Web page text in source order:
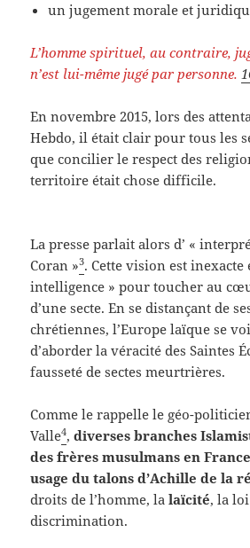
un jugement morale et
L’homme spirituel, au contraire,
n’est lui-même jugé par personne.
En novembre 2015, lors des
Hebdo, il était clair pour tous les
que concilier le respect des
territoire était chose difficile.
La presse parlait alors d’ «
Coran »3. Cette vision est inexacte
intelligence » pour toucher au
d’une secte. En se distançant de
chrétiennes, l’Europe laïque se
d’aborder la véracité des Saintes
fausseté de sectes meurtrières.
Comme le rappelle le géo-
Valle4,diverses branches
des frères musulmans en
usage du talons d’Achille de la
droits de l’homme, lalaïcité, la
discrimination.